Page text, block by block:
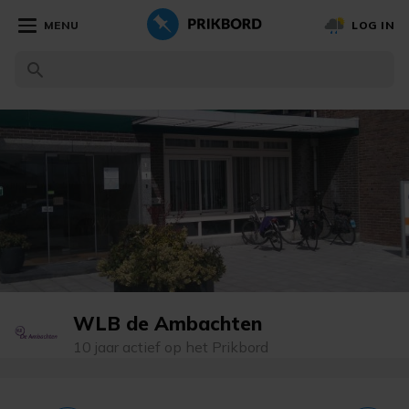
MENU LOG IN
WLB de Ambachten
10 jaar actief op het Prikbord